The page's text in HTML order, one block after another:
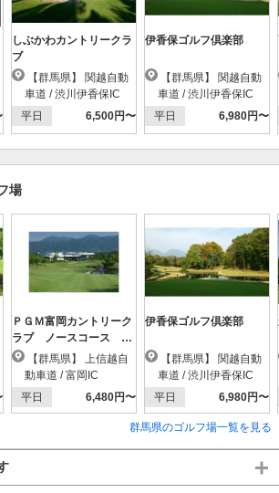
しぶかわカントリークラ
ブ
車道 / 渋川伊香保IC
平日
6,500円〜
伊香保ゴルフ倶楽部
車道 / 渋川伊香保IC
平日
6,980円〜
場
ＰＧＭ富岡カントリーク
ラブ ノースコース
【ＰＧＭ】
動車道 / 富岡IC
平日
6,480円〜
伊香保ゴルフ倶楽部
車道 / 渋川伊香保IC
平日
6,980円〜
群馬県のゴルフ場一覧を見る